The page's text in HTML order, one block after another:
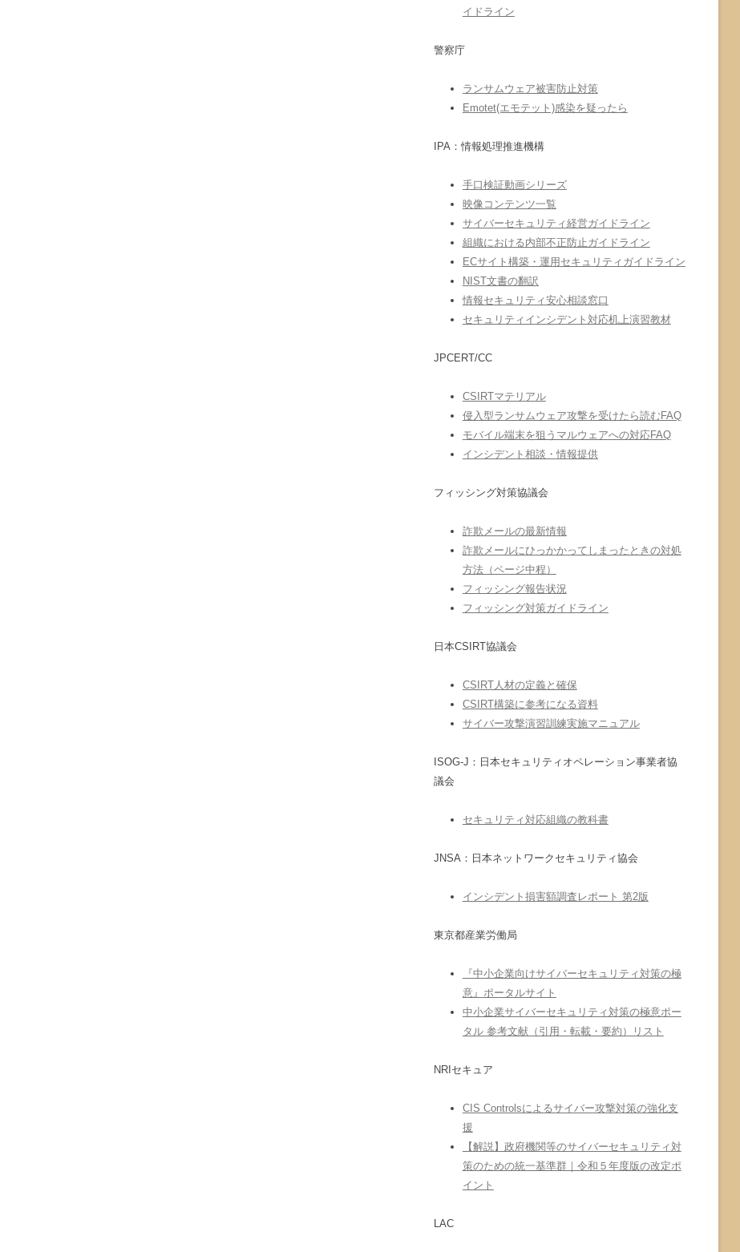
イドライン
警察庁
ランサムウェア被害防止対策
Emotet(エモテット)感染を疑ったら
IPA：情報処理推進機構
手口検証動画シリーズ
映像コンテンツ一覧
サイバーセキュリティ経営ガイドライン
組織における内部不正防止ガイドライン
ECサイト構築・運用セキュリティガイドライン
NIST文書の翻訳
情報セキュリティ安心相談窓口
セキュリティインシデント対応机上演習教材
JPCERT/CC
CSIRTマテリアル
侵入型ランサムウェア攻撃を受けたら読むFAQ
モバイル端末を狙うマルウェアへの対応FAQ
インシデント相談・情報提供
フィッシング対策協議会
詐欺メールの最新情報
詐欺メールにひっかかってしまったときの対処
方法（ページ中程）
フィッシング報告状況
フィッシング対策ガイドライン
日本CSIRT協議会
CSIRT人材の定義と確保
CSIRT構築に参考になる資料
サイバー攻撃演習訓練実施マニュアル
ISOG-J：日本セキュリティオペレーション事業者協
議会
セキュリティ対応組織の教科書
JNSA：日本ネットワークセキュリティ協会
インシデント損害額調査レポート 第2版
東京都産業労働局
『中小企業向けサイバーセキュリティ対策の極
意』ポータルサイト
中小企業サイバーセキュリティ対策の極意ポー
タル 参考文献（引用・転載・要約）リスト
NRIセキュア
CIS Controlsによるサイバー攻撃対策の強化支
援
【解説】政府機関等のサイバーセキュリティ対
策のための統一基準群｜令和５年度版の改定ポ
イント
LAC